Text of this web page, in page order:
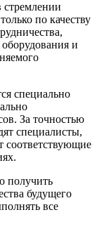
стремлении
по качеству
и
специально
За точностью
специалисты,
соответствующие
получить
будущего
все